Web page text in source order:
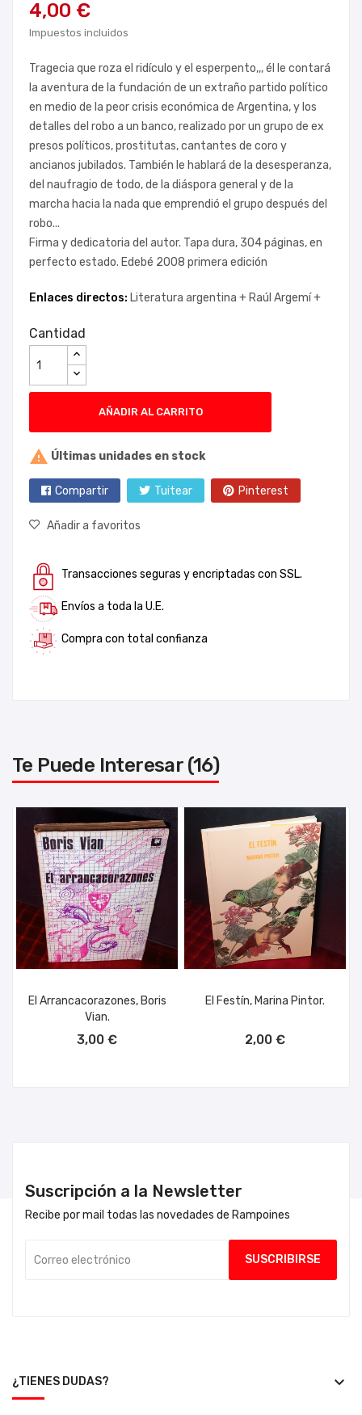
4,00 €
Impuestos incluidos
Tragecia que roza el ridículo y el esperpento,,, él le contará
la aventura de la fundación de un extraño partido político
en medio de la peor crisis económica de Argentina, y los
detalles del robo a un banco, realizado por un grupo de ex
presos políticos, prostitutas, cantantes de coro y
ancianos jubilados. También le hablará de la desesperanza,
del naufragio de todo, de la diáspora general y de la
marcha hacia la nada que emprendió el grupo después del
robo...
Firma y dedicatoria del autor. Tapa dura, 304 páginas, en
perfecto estado. Edebé 2008 primera edición
Enlaces directos: Literatura argentina + Raúl Argemí +
Cantidad
AÑADIR AL CARRITO
 Últimas unidades en stock
Compartir Tuitear Pinterest
Añadir a favoritos
Transacciones seguras y encriptadas con SSL.
Envíos a toda la U.E.
Compra con total confianza
Te Puede Interesar (16)
El Arrancacorazones, Boris
Vian.
3,00 €
El Festín, Marina Pintor.
2,00 €
Suscripción a la Newsletter
Recibe por mail todas las novedades de Rampoines
¿TIENES DUDAS? keyboard_arrow_down